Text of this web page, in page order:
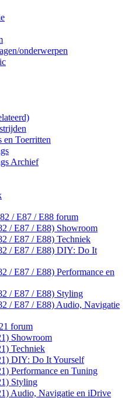
onderwerpen
Toerritten
Archief
/ E87 / E88 forum
/ E87 / E88) Showroom
/ E87 / E88) Techniek
/ E87 / E88) DIY: Do It
/ E87 / E88) Performance en
/ E87 / E88) Styling
/ E87 / E88) Audio, Navigatie
forum
Showroom
Techniek
DIY: Do It Yourself
Performance en Tuning
Styling
Audio, Navigatie en iDrive